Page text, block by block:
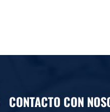
CONTACTO CON